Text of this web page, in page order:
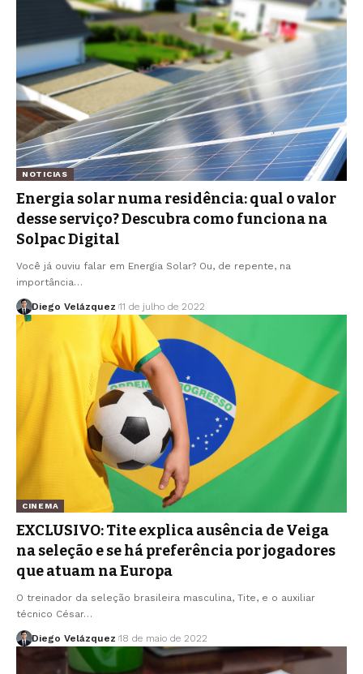
NOTICIAS
Energia solar numa residência: qual o valor
desse serviço? Descubra como funciona na
Solpac Digital
Você já ouviu falar em Energia Solar? Ou, de repente, na
importância…
Diego Velázquez 11 de julho de 2022
CINEMA
EXCLUSIVO: Tite explica ausência de Veiga
na seleção e se há preferência por jogadores
que atuam na Europa
O treinador da seleção brasileira masculina, Tite, e o auxiliar
técnico César…
Diego Velázquez 18 de maio de 2022